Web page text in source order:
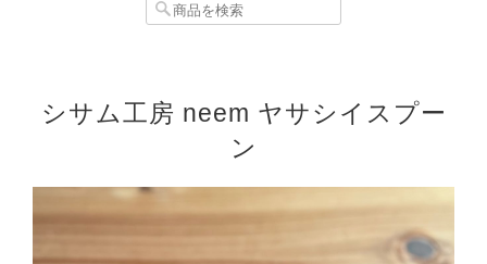
シサム工房 neem ヤサシイスプー
ン